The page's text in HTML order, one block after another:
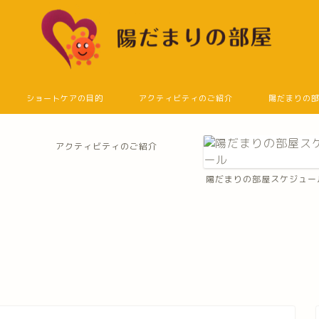
ショートケアの目的 アクティビティのご紹介 陽だまりの
アクティビティのご紹介
陽だまりの部屋スケジュー